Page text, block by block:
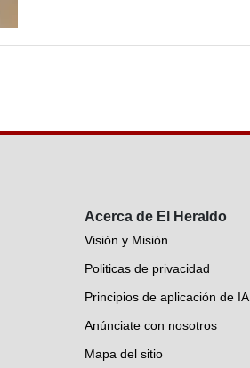
Acerca de El Heraldo
Visión y Misión
Politicas de privacidad
Principios de aplicación de IA
Anúnciate con nosotros
Mapa del sitio